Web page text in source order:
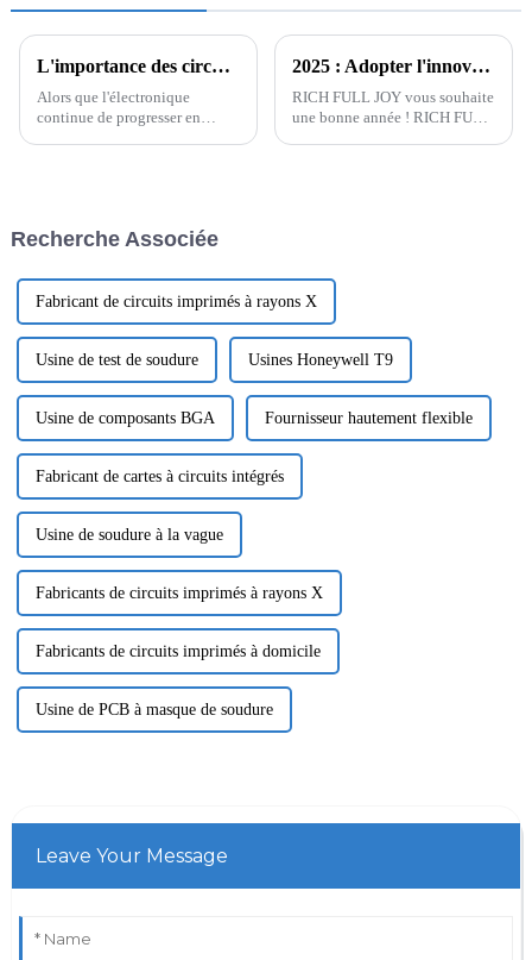
L'importance des circuits imprimés haute fréquence dans la fabrication de produits électroniques
Alors que l'électronique
continue de progresser en
composant crucial dans le
hautes performances...
2025 : Adopter l'innovation, façonner l'avenir
RICH FULL JOY vous souhaite
une bonne année ! RICH FULL
Recherche Associée
Fabricant de circuits imprimés à rayons X
Usine de test de soudure Usines Honeywell T9
Usine de composants BGA Fournisseur hautement flexible
Fabricant de cartes à circuits intégrés
Usine de soudure à la vague
Fabricants de circuits imprimés à rayons X
Fabricants de circuits imprimés à domicile
Usine de PCB à masque de soudure
Leave Your Message